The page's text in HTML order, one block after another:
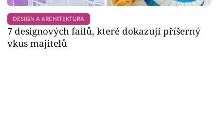
DESIGN A ARCHITEKTURA
7 designových failů, které dokazují příšerný
vkus majitelů